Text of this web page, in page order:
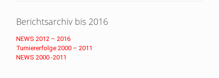
Berichtsarchiv bis 2016
NEWS 2012 – 2016
Turniererfolge 2000 – 2011
NEWS 2000 -2011